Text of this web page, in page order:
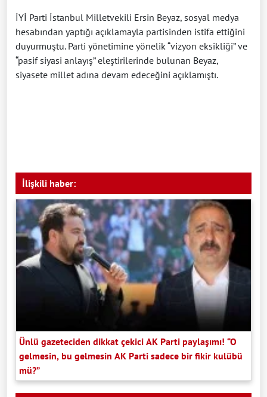
İYİ Parti İstanbul Milletvekili Ersin Beyaz, sosyal medya
hesabından yaptığı açıklamayla partisinden istifa ettiğini
duyurmuştu. Parti yönetimine yönelik “vizyon eksikliği” ve
“pasif siyasi anlayış” eleştirilerinde bulunan Beyaz,
siyasete millet adına devam edeceğini açıklamıştı.
İlişkili haber:
Ünlü gazeteciden dikkat çekici AK Parti paylaşımı! “O
gelmesin, bu gelmesin AK Parti sadece bir fikir kulübü
mü?”